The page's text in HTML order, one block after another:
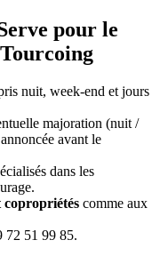
pour le
nuit, week-end et jours
majoration (nuit /
avant le
dans les
copropriétés comme aux
72 51 99 85.